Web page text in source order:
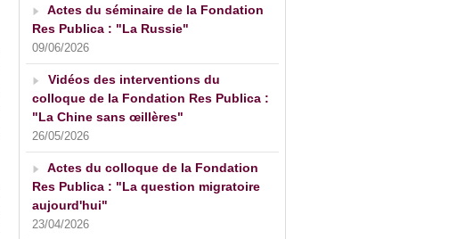
Actes du séminaire de la Fondation
Res Publica : "La Russie"
09/06/2026
Vidéos des interventions du
colloque de la Fondation Res Publica :
"La Chine sans œillères"
26/05/2026
Actes du colloque de la Fondation
Res Publica : "La question migratoire
aujourd'hui"
23/04/2026